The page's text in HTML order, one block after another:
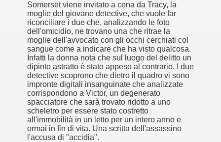
Somerset viene invitato a cena da Tracy, la
moglie del giovane detective, che vuole far
riconciliare i due che, analizzando le foto
dell'omicidio, ne trovano una che ritrae la
moglie dell'avvocato con gli occhi cerchiati col
sangue come a indicare che ha visto qualcosa.
Infatti la donna nota che sul luogo del delitto un
dipinto astratto è stato appeso al contrario. I due
detective scoprono che dietro il quadro vi sono
impronte digitali insanguinate che analizzate
corrispondono a Victor, un degenerato
spacciatore che sarà trovato ridotto a uno
scheletro per essere stato costretto
all'immobilità in un letto per un intero anno e
ormai in fin di vita. Una scritta dell'assassino
l'accusa di "accidia".